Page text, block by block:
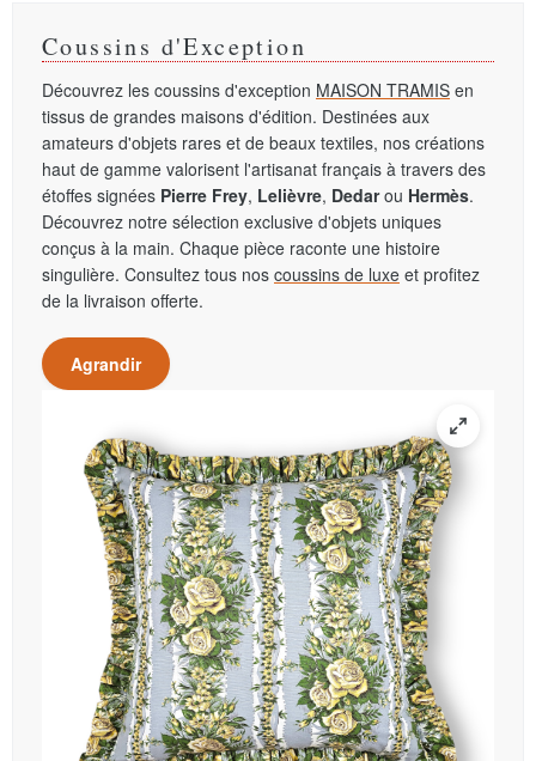
Coussins d'Exception
Découvrez les coussins d'exception MAISON TRAMIS en
tissus de grandes maisons d'édition. Destinées aux
amateurs d'objets rares et de beaux textiles, nos créations
haut de gamme valorisent l'artisanat français à travers des
étoffes signées Pierre Frey, Lelièvre, Dedarou Hermès.
Découvrez notre sélection exclusive d'objets uniques
conçus à la main. Chaque pièce raconte une histoire
singulière. Consultez tous nos coussins de luxe et profitez
de la livraison offerte.
Agrandir